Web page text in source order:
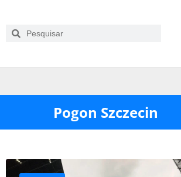
Pogon Szczecin